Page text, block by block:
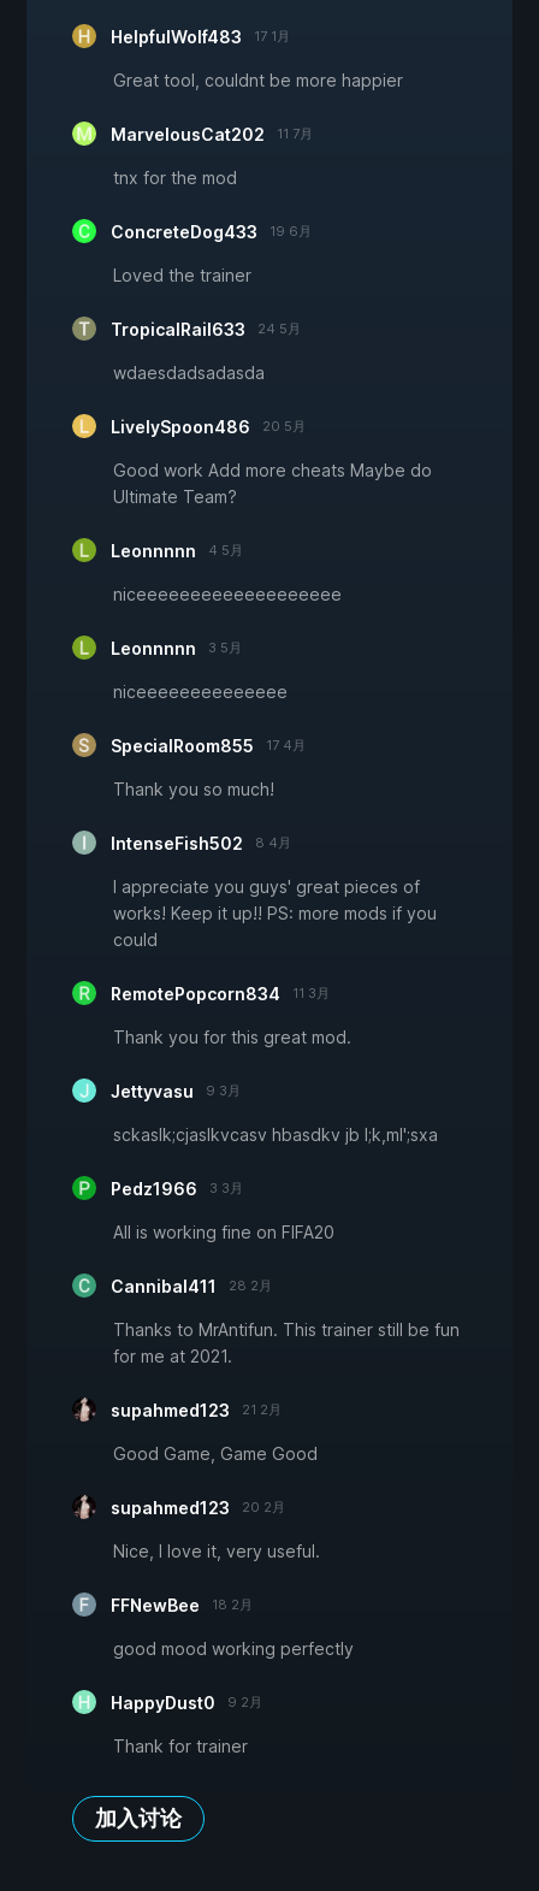
HelpfulWolf483 17 1月
Great tool, couldnt be more happier
MarvelousCat202 11 7月
tnx for the mod
ConcreteDog433 19 6月
Loved the trainer
TropicalRail633 24 5月
wdaesdadsadasda
LivelySpoon486 20 5月
Good work Add more cheats Maybe do
Ultimate Team?
Leonnnnn 4 5月
niceeeeeeeeeeeeeeeeeee
Leonnnnn 3 5月
niceeeeeeeeeeeeee
SpecialRoom855 17 4月
Thank you so much!
IntenseFish502 8 4月
I appreciate you guys' great pieces of
works! Keep it up!! PS: more mods if you
could
RemotePopcorn834 11 3月
Thank you for this great mod.
Jettyvasu 9 3月
sckaslk;cjaslkvcasv hbasdkv jb l;k,ml';sxa
Pedz1966 3 3月
All is working fine on FIFA20
Cannibal411 28 2月
Thanks to MrAntifun. This trainer still be fun
for me at 2021.
supahmed123 21 2月
Good Game, Game Good
supahmed123 20 2月
Nice, I love it, very useful.
FFNewBee 18 2月
good mood working perfectly
HappyDust0 9 2月
Thank for trainer
加入讨论